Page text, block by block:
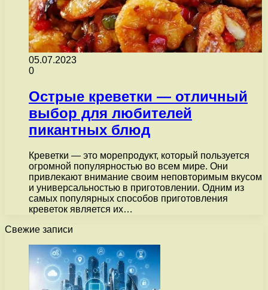
05.07.2023
0
Острые креветки — отличный
выбор для любителей
пикантных блюд
Креветки — это морепродукт, который пользуется
огромной популярностью во всем мире. Они
привлекают внимание своим неповторимым вкусом
и универсальностью в приготовлении. Одним из
самых популярных способов приготовления
креветок является их…
Свежие записи